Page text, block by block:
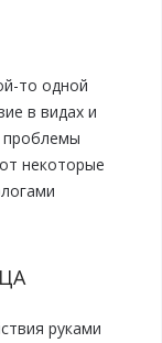
то одной
в видах и
проблемы
некоторые
руками